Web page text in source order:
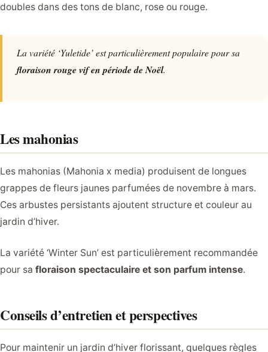
doubles dans des tons de blanc, rose ou rouge.
La variété ‘Yuletide’ est particulièrement populaire pour sa
floraison rouge vif en période de Noël.
Les mahonias
Les mahonias (Mahonia x media) produisent de longues
grappes de fleurs jaunes parfumées de novembre à mars.
Ces arbustes persistants ajoutent structure et couleur au
jardin d’hiver.
La variété ‘Winter Sun’ est particulièrement recommandée
pour sa floraison spectaculaire et son parfum intense.
Conseils d’entretien et perspectives
Pour maintenir un jardin d’hiver florissant, quelques règles